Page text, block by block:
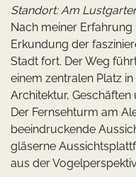
Standort: Am
Nach meiner
Erkundung der
Stadt fort. Der Weg
einem zentralen Platz
Architektur,
Der Fernsehturm am
beeindruckende
gläserne
aus der